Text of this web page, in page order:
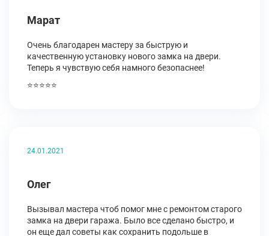
Марат
Очень благодарен мастеру за быструю и
качественную установку нового замка на двери.
Теперь я чувствую себя намного безопаснее!
⭐⭐⭐⭐⭐
24.01.2021
Олег
Вызывал мастера чтоб помог мне с ремонтом старого
замка на двери гаража. Было все сделано быстро, и
он еще дал советы как сохранить подольше в